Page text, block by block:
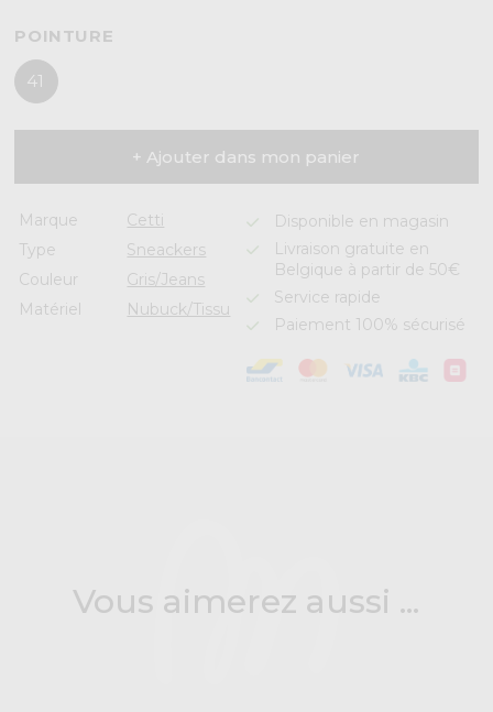
POINTURE
41
+ Ajouter dans mon panier
Marque
Cetti
Type
Sneackers
Couleur
Gris/Jeans
Matériel
Nubuck/Tissu
Disponible en magasin
Livraison gratuite en
Belgique à partir de 50€
Service rapide
Paiement 100% sécurisé
Vous aimerez aussi ...